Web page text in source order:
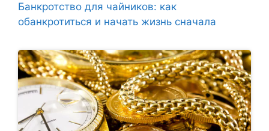
Банкротство для чайников: как
обанкротиться и начать жизнь сначала